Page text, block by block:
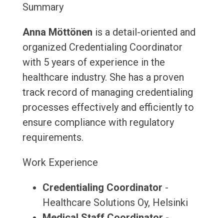
Summary
Anna Möttönen is a detail-oriented and
organized Credentialing Coordinator
with 5 years of experience in the
healthcare industry. She has a proven
track record of managing credentialing
processes effectively and efficiently to
ensure compliance with regulatory
requirements.
Work Experience
Credentialing Coordinator -
Healthcare Solutions Oy, Helsinki